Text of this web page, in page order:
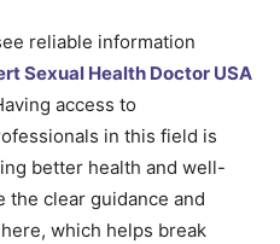
reliable information
Sexual Health Doctor USA
access to
in this field is
better health and well-
the clear guidance and
which helps break